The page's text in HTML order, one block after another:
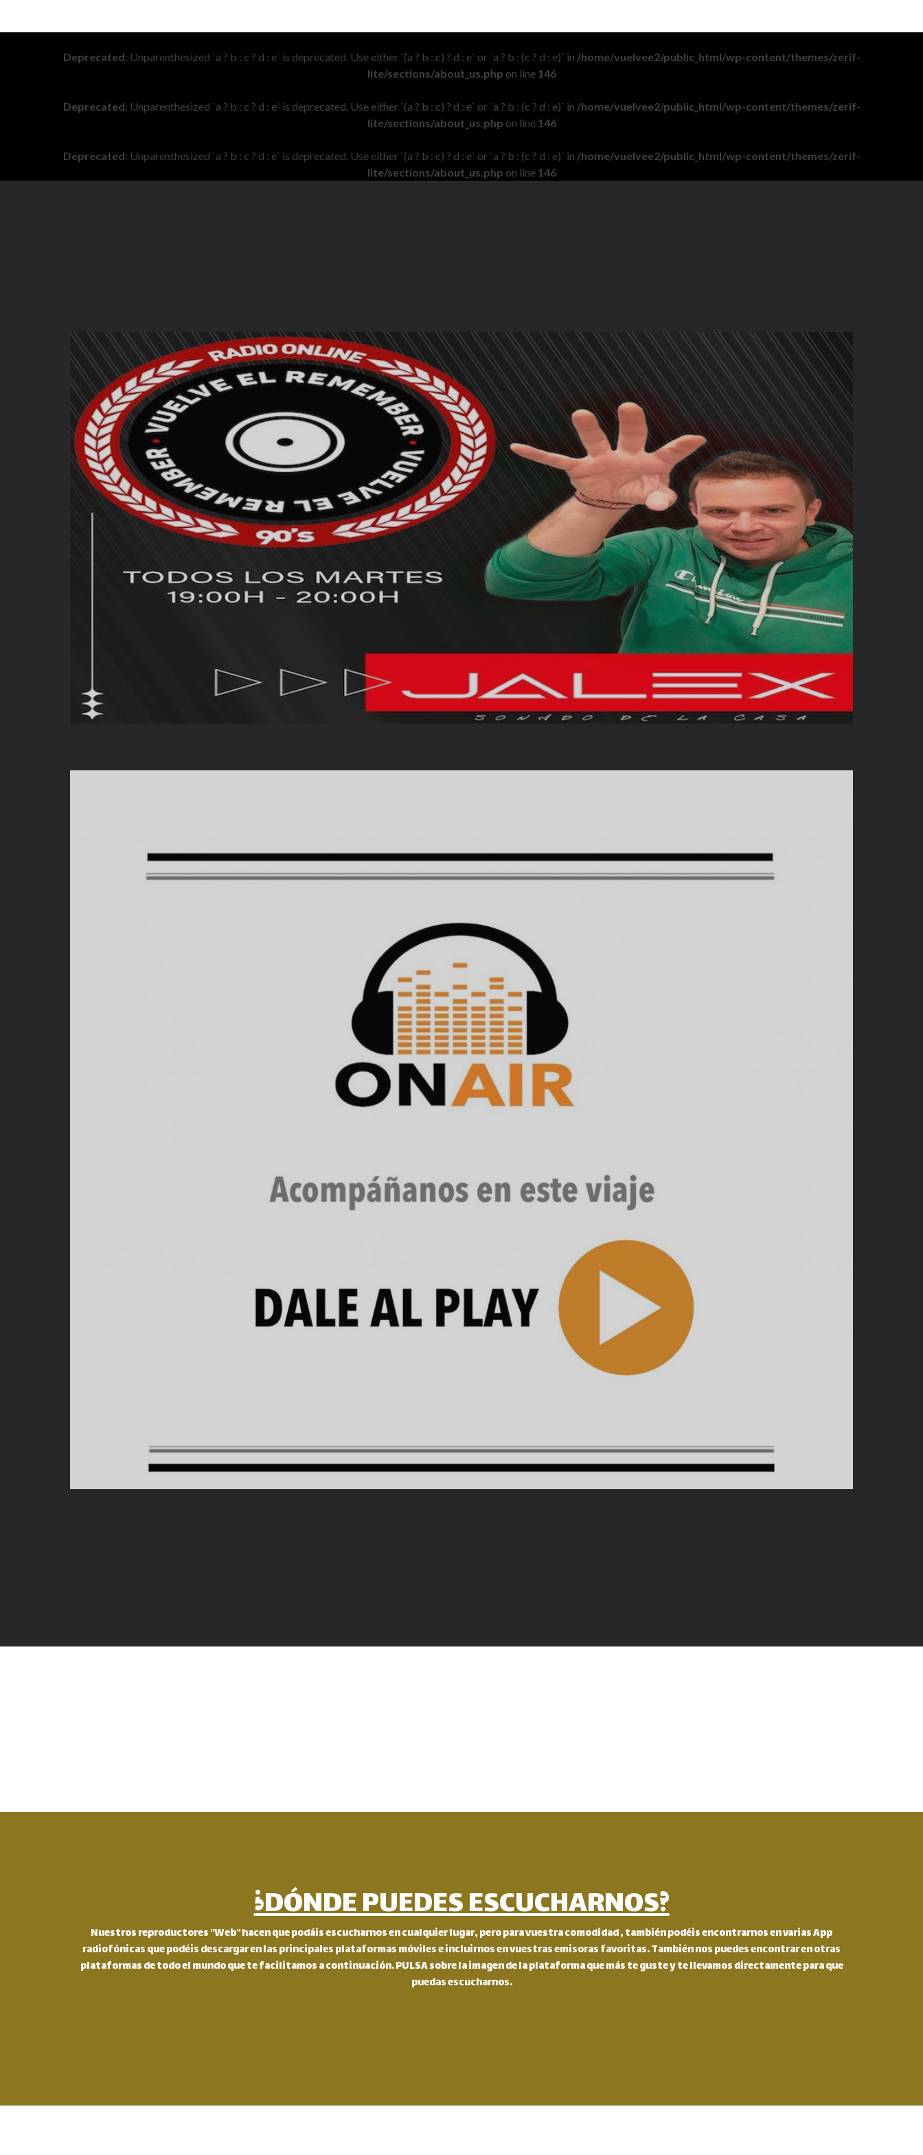
Deprecated: Unparenthesized `a ? b : c ? d : e` is deprecated. Use either `(a ? b : c) ? d : e` or `a ? b : (c ? d : e)` in /home/vuelvee2/public_html/wp-content/themes/zerif-
lite/sections/about_us.php on line 146
Deprecated: Unparenthesized `a ? b : c ? d : e` is deprecated. Use either `(a ? b : c) ? d : e` or `a ? b : (c ? d : e)` in /home/vuelvee2/public_html/wp-content/themes/zerif-
lite/sections/about_us.php on line 146
Deprecated: Unparenthesized `a ? b : c ? d : e` is deprecated. Use either `(a ? b : c) ? d : e` or `a ? b : (c ? d : e)` in /home/vuelvee2/public_html/wp-content/themes/zerif-
lite/sections/about_us.php on line 146
¿DÓNDE PUEDES ESCUCHARNOS?
Nuestros reproductores "Web" hacen que podáis escucharnos en cualquier lugar, pero para vuestra comodidad , también podéis encontrarnos en varias App
radiofónicas que podéis descargar en las principales plataformas móviles e incluirnos en vuestras emisoras favoritas. También nos puedes encontrar en otras
plataformas de todo el mundo que te facilitamos a continuación. PULSA sobre la imagen de la plataforma que más te guste y te llevamos directamente para que
puedas escucharnos.